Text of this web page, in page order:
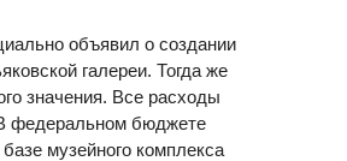
объявил о создании
галереи. Тогда же
значения. Все расходы
федеральном бюджете
музейного комплекса